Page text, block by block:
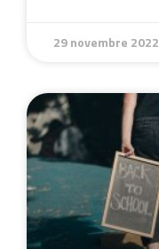
29 novembre 2022